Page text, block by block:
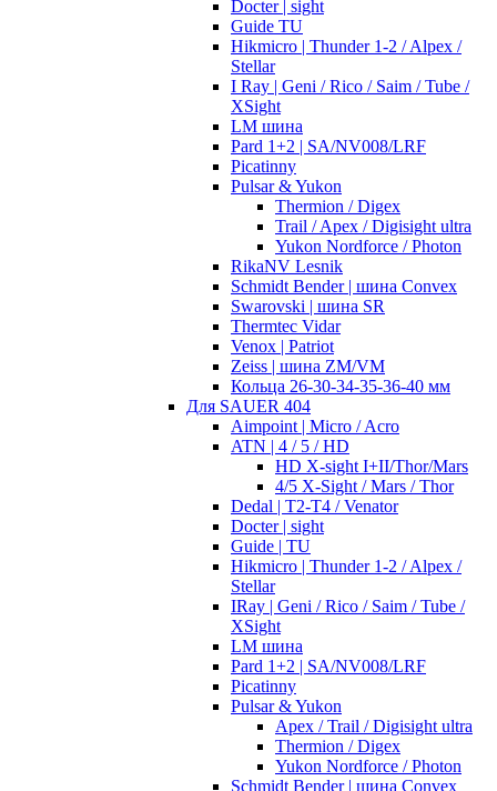
Docter | sight
Guide TU
Hikmicro | Thunder 1-2 / Alpex /
Stellar
I Ray | Geni / Rico / Saim / Tube /
XSight
LM шина
Pard 1+2 | SA/NV008/LRF
Picatinny
Pulsar & Yukon
Thermion / Digex
Trail / Apex / Digisight ultra
Yukon Nordforce / Photon
RikaNV Lesnik
Schmidt Bender | шина Convex
Swarovski | шина SR
Thermtec Vidar
Venox | Patriot
Zeiss | шина ZM/VM
Кольца 26-30-34-35-36-40 мм
Для SAUER 404
Aimpoint | Micro / Acro
ATN | 4 / 5 / HD
HD X-sight I+II/Thor/Mars
4/5 X-Sight / Mars / Thor
Dedal | T2-T4 / Venator
Docter | sight
Guide | TU
Hikmicro | Thunder 1-2 / Alpex /
Stellar
IRay | Geni / Rico / Saim / Tube /
XSight
LM шина
Pard 1+2 | SA/NV008/LRF
Picatinny
Pulsar & Yukon
Apex / Trail / Digisight ultra
Thermion / Digex
Yukon Nordforce / Photon
Schmidt Bender | шина Convex